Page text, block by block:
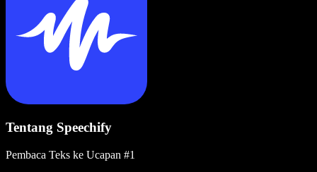
Tentang Speechify
Pembaca Teks ke Ucapan #1